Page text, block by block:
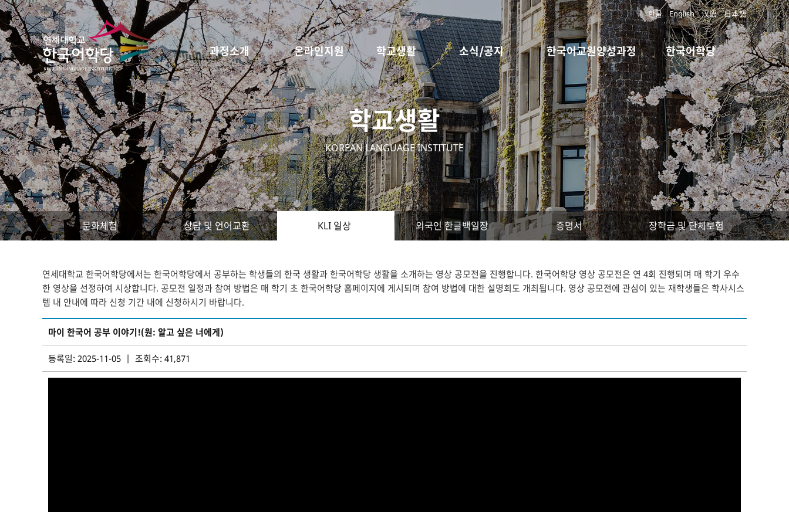
한글 English 汉语 日本語
과정소개 온라인지원 학교생활 소식/공지 한국어교원양성과정 한국어학당
학교생활
KOREAN LANGUAGE INSTITUTE
문화체험 상담 및 언어교환 KLI 일상 외국인 한글백일장 증명서 장학금 및 단체보험
연세대학교 한국어학당에서는 한국어학당에서 공부하는 학생들의 한국 생활과 한국어학당 생활을 소개하는 영상 공모전을 진행합니다. 한국어학당 영상 공모전은 연 4회 진행되며 매 학기 우수
한 영상을 선정하여 시상합니다. 공모전 일정과 참여 방법은 매 학기 초 한국어학당 홈페이지에 게시되며 참여 방법에 대한 설명회도 개최됩니다. 영상 공모전에 관심이 있는 재학생들은 학사시스
템 내 안내에 따라 신청 기간 내에 신청하시기 바랍니다.
마이 한국어 공부 이야기!(원: 알고 싶은 너에게)
등록일: 2025-11-05 | 조회수: 41,871